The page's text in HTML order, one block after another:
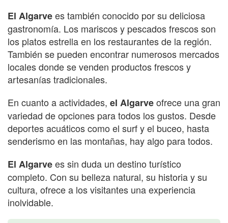
El Algarvees también conocido por su deliciosa
gastronomía. Los mariscos y pescados frescos son
los platos estrella en los restaurantes de la región.
También se pueden encontrar numerosos mercados
locales donde se venden productos frescos y
artesanías tradicionales.
En cuanto a actividades, el Algarveofrece una gran
variedad de opciones para todos los gustos. Desde
deportes acuáticos como el surf y el buceo, hasta
senderismo en las montañas, hay algo para todos.
El Algarvees sin duda un destino turístico
completo. Con su belleza natural, su historia y su
cultura, ofrece a los visitantes una experiencia
inolvidable.